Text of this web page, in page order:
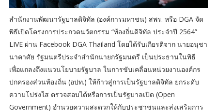
สำนักงานพัฒนารัฐบาลดิจิทัล (องค์การมหาชน) สพร. หรือ DGA จัด
พิธีเปิดโครงการประกวดนวัตกรรม “ท้องถิ่นดิจิทัล ประจำปี 2564”
LIVE ผ่าน Facebook DGA Thailand โดยได้รับเกียรติจาก นายอนุชา
นาคาศัย รัฐมนตรีประจำสำนักนายกรัฐมนตรี เป็นประธานในพิธี
เพื่อแถลงถึงแนวนโยบายรัฐบาล ในการขับเคลื่อนหน่วยงานองค์กร
ปกครองส่วนท้องถิ่น (อปท.) ให้ก้าวสู่การเป็นรัฐบาลดิจิทัล ยกระดับ
ความโปร่งใส ตรวจสอบได้หรือการเป็นรัฐบาลเปิด (Open
Government) อำนวยความสะดวกให้กับประชาชนและส่งเสริมการ